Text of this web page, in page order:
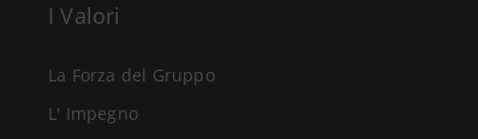
I Valori
La Forza del Gruppo
L' Impegno